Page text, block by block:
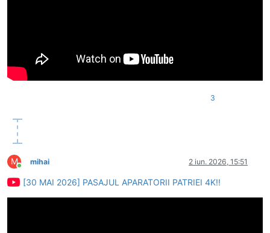
3
M
Conectat
mihai 2 iun. 2026, 15:51
[30 MAI 2026] PASAJUL APARATORII PATRIEI 4K!!